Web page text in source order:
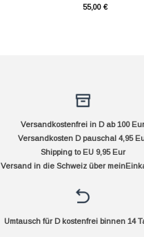
55,00 €
Versandkostenfrei in D ab 100 Eur
Versandkosten D pauschal 4,95
Shipping to EU 9,95 Eur
Versand in die Schweiz über
Umtausch für D kostenfrei binnen 14